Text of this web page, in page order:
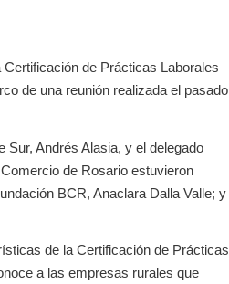
de Prácticas Laborales
de una reunión realizada el pasado
Sur, Andrés Alasia, y el delegado
de Rosario estuvieron
BCR, Anaclara Dalla Valle; y
de la Certificación de Prácticas
a las empresas rurales que